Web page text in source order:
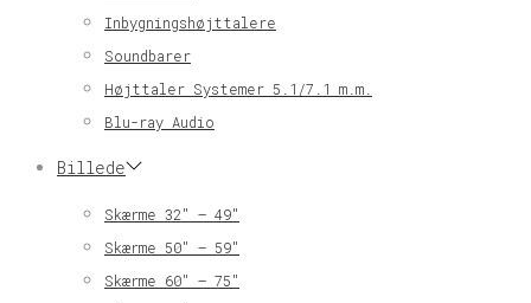
Inbygningshøjttalere
Soundbarer
Højttaler Systemer 5.1/7.1 m.m.
Blu-ray Audio
Billede
Skærme 32″ – 49″
Skærme 50″ – 59″
Skærme 60″ – 75″